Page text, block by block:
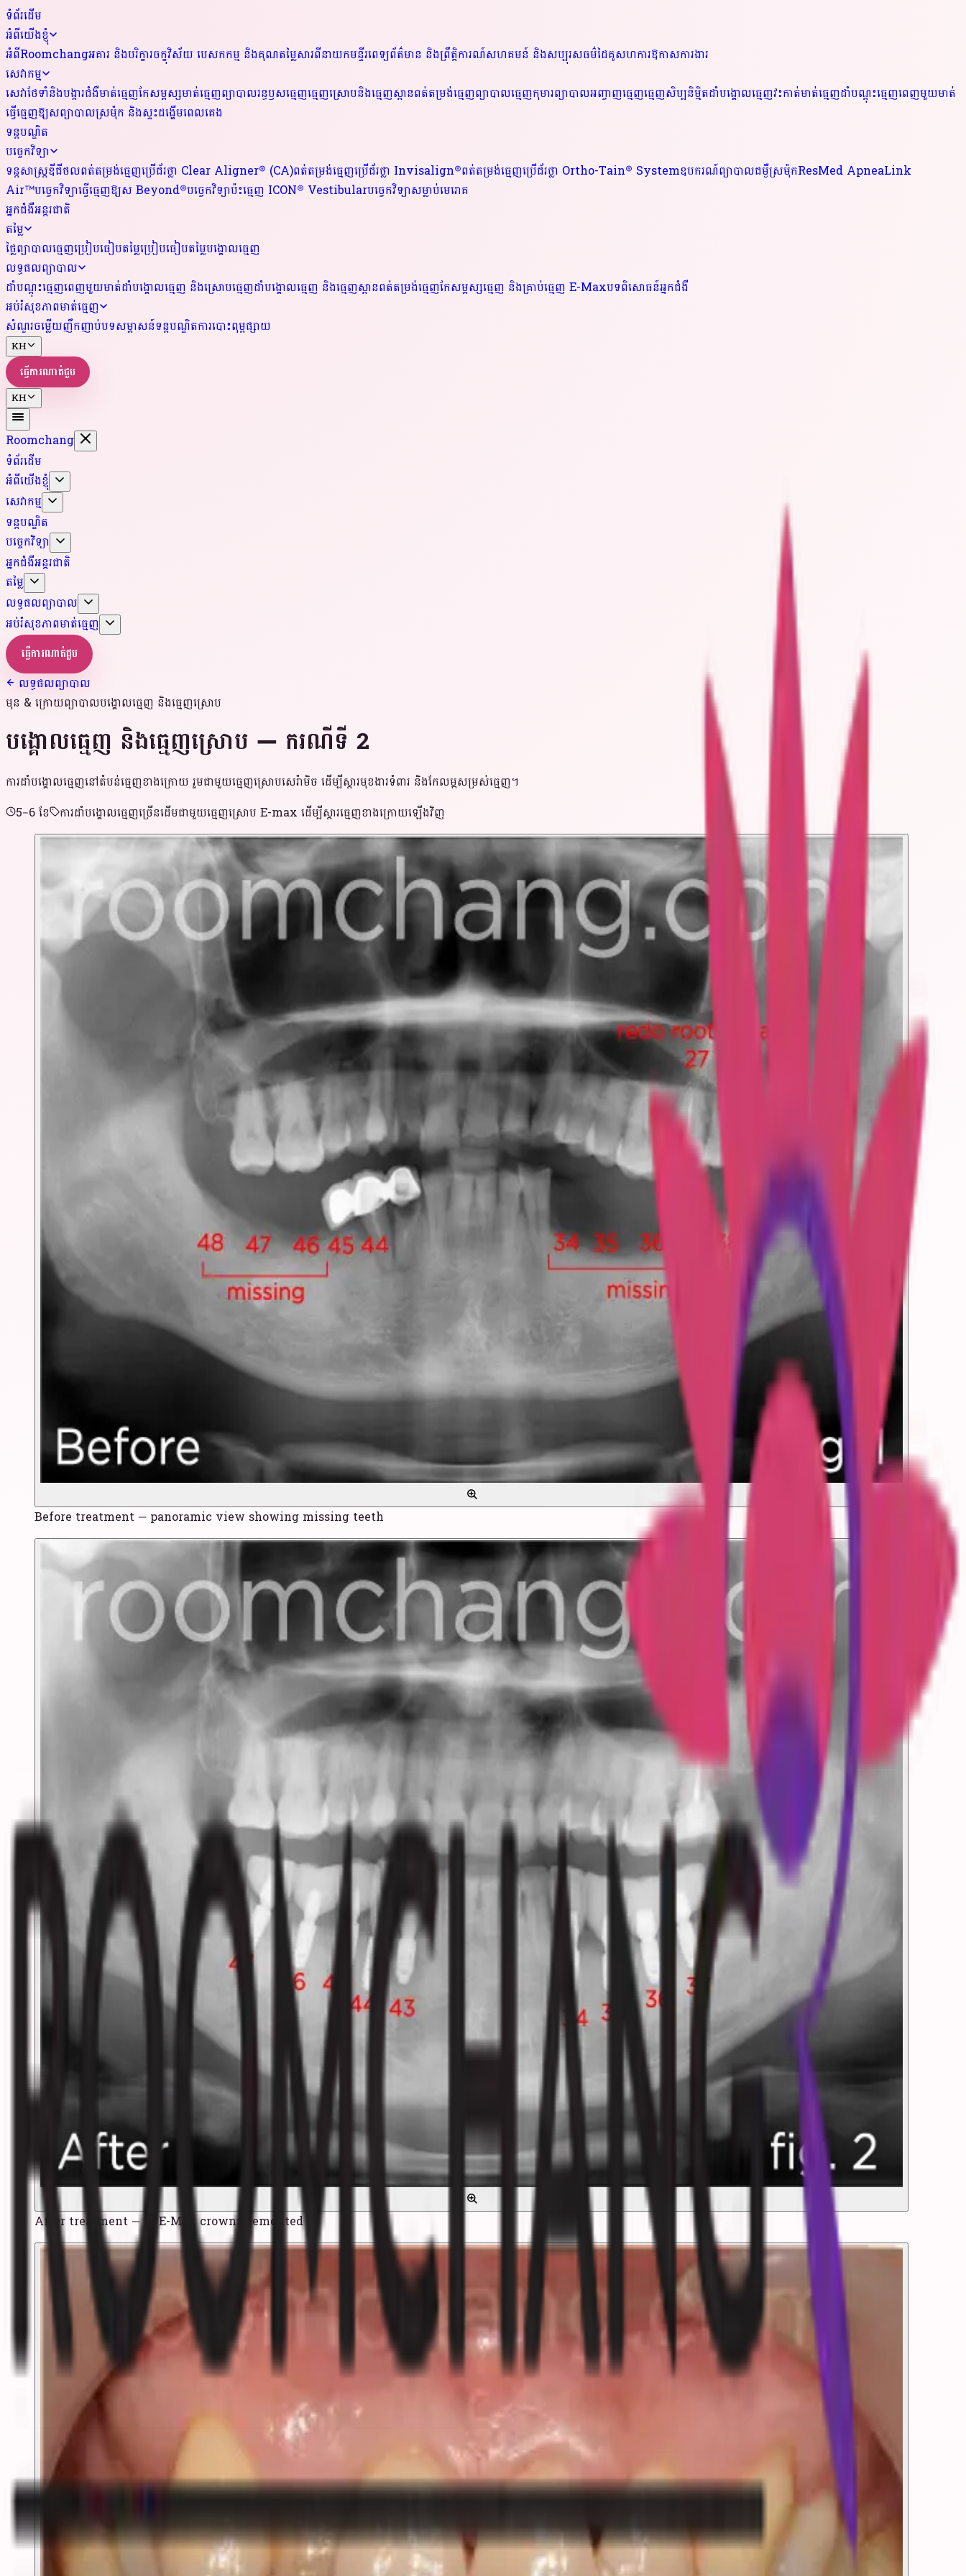
ទំព័រដើម
អំពីយើងខ្ញុំ
អំពីRoomchangអគារ និងបរិក្ខារចក្ខុវិស័យ បេសកកម្ម និងគុណតម្លៃសារពីនាយកមន្ទីរពេទ្យព័ត៌មាន និងព្រឹត្តិការណ៍សហគមន៍ និងសប្បុរសធម៌ដៃគូសហការឱកាសការងារ
សេវាកម្ម
សេវាថែទាំនិងបង្ការជំងឺមាត់ធ្មេញកែសម្ភស្សមាត់ធ្មេញព្យាបាលរន្ធឫសធ្មេញធ្មេញស្រោបនិងធ្មេញស្ពានពត់តម្រង់ធ្មេញព្យាបាលធ្មេញកុមារព្យាបាលអញ្ចាញធ្មេញធ្មេញសិប្បនិម្មិតដាំបង្គោលធ្មេញវះកាត់មាត់ធ្មេញដាំបណ្តុះធ្មេញពេញមួយមាត់
ធ្វើធ្មេញឱ្យសព្យាបាលស្រម៉ុក និងស្ទះដង្ហើមពេលគេង
ទន្តបណ្ឌិត
បច្ចេកវិទ្យា
ទន្តសាស្ត្រឌីជីថលពត់តម្រង់ធ្មេញប្រើជ័រថ្លា Clear Aligner® (CA)ពត់តម្រង់ធ្មេញប្រើជ័រថ្លា Invisalign®ពត់តម្រង់ធ្មេញប្រើជ័រថ្លា Ortho-Tain® Systemឧបករណ៍ព្យាបាលជម្ងឺស្រម៉ុកResMed ApneaLink
Air™បច្ចេកវិទ្យាធ្វើធ្មេញឱ្យស Beyond®បច្ចេកវិទ្យាប៉ះធ្មេញ ICON® Vestibularបច្ចេកវិទ្យាសម្លាប់មេរោគ
អ្នកជំងឺអន្តរជាតិ
តម្លៃ
ថ្លៃព្យាបាលធ្មេញប្រៀបធៀបតម្លៃប្រៀបធៀបតម្លៃបង្គោលធ្មេញ
លទ្ធផលព្យាបាល
ដាំបណ្តុះធ្មេញពេញមួយមាត់ដាំបង្គោលធ្មេញ និងស្រោបធ្មេញដាំបង្គោលធ្មេញ និងធ្មេញស្ពានពត់តម្រង់ធ្មេញកែសម្ភស្សធ្មេញ និងគ្រាប់ធ្មេញ E-Maxបទពិសោធន៍អ្នកជំងឺ
អប់រំសុខភាពមាត់ធ្មេញ
សំណួរចម្លើយញឹកញាប់បទសម្ភាសន៍ទន្តបណ្ឌិតការបោះពុម្ពផ្សាយ
KH
ធ្វើការណាត់ជួប
KH
Roomchang
ទំព័រដើម
អំពីយើងខ្ញុំ
សេវាកម្ម
ទន្តបណ្ឌិត
បច្ចេកវិទ្យា
អ្នកជំងឺអន្តរជាតិ
តម្លៃ
លទ្ធផលព្យាបាល
អប់រំសុខភាពមាត់ធ្មេញ
ធ្វើការណាត់ជួប
លទ្ធផលព្យាបាល
មុន & ក្រោយព្យាបាលបង្គោលធ្មេញ និងធ្មេញស្រោប
បង្គោលធ្មេញ និងធ្មេញស្រោប — ករណីទី 2
ការដាំបង្គោលធ្មេញនៅតំបន់ធ្មេញខាងក្រោយ រួមជាមួយធ្មេញស្រោបសេរ៉ាមិច ដើម្បីស្តារមុខងារទំពារ និងកែលម្អសម្រស់ធ្មេញ។
5–6 ខែ ការដាំបង្គោលធ្មេញច្រើនដើមជាមួយធ្មេញស្រោប E-max ដើម្បីស្តារធ្មេញខាងក្រោយឡើងវិញ
Before treatment — panoramic view showing missing teeth
After treatment — 15 E-Max crowns cemented